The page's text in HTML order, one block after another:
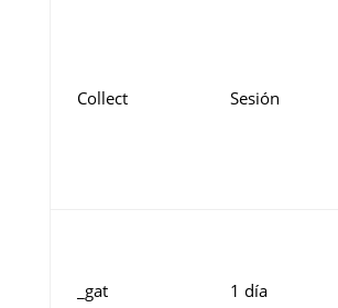
Collect Sesión
_gat 1 día